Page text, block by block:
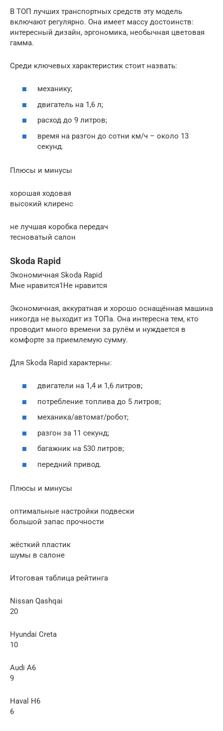
В ТОП лучших транспортных средств эту модель
включают регулярно. Она имеет массу достоинств:
интересный дизайн, эргономика, необычная цветовая
гамма.
Среди ключевых характеристик стоит назвать:
механику;
двигатель на 1,6 л;
расход до 9 литров;
время на разгон до сотни км/ч – около 13
секунд.
Плюсы и минусы
хорошая ходовая
высокий клиренс
не лучшая коробка передач
тесноватый салон
Skoda Rapid
Экономичная Skoda Rapid
Мне нравится1Не нравится
Экономичная, аккуратная и хорошо оснащённая машина
никогда не выходит из ТОПа. Она интересна тем, кто
проводит много времени за рулём и нуждается в
комфорте за приемлемую сумму.
Для Skoda Rapid характерны:
двигатели на 1,4 и 1,6 литров;
потребление топлива до 5 литров;
механика/автомат/робот;
разгон за 11 секунд;
багажник на 530 литров;
передний привод.
Плюсы и минусы
оптимальные настройки подвески
большой запас прочности
жёсткий пластик
шумы в салоне
Итоговая таблица рейтинга
Nissan Qashqai
20
Hyundai Creta
10
Audi A6
9
Haval H6
6